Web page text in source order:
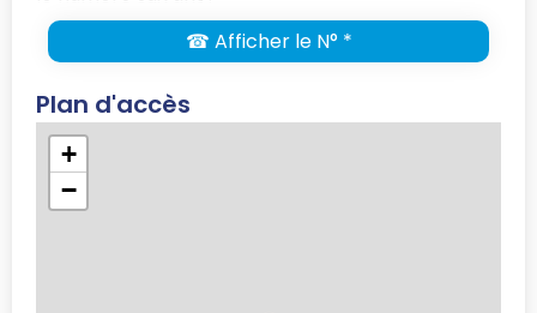
☎ Afficher le N° *
Plan d'accès
+
−